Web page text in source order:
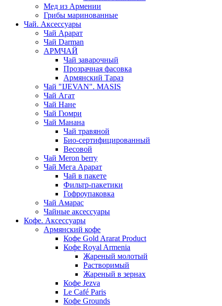
Мед из Армении
Грибы маринованные
Чай. Аксессуары
Чай Арарат
Чай Darman
АРМЧАЙ
Чай заварочный
Прозрачная фасовка
Армянский Тараз
Чай "IJEVAN". MASIS
Чай Агат
Чай Нане
Чай Гюмри
Чай Манана
Чай травяной
Био-сертифицированный
Весовой
Чай Meron berry
Чай Мега Арарат
Чай в пакете
Фильтр-пакетики
Гофроупаковка
Чай Амарас
Чайные аксессуары
Кофе. Аксессуары
Армянский кофе
Кофе Gold Ararat Product
Кофе Royal Armenia
Жареный молотый
Растворимый
Жареный в зернах
Кофе Jezva
Le Café Paris
Кофе Grounds